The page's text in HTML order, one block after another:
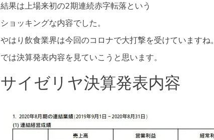
結果は上場来初の2期連続赤字転落という
ショッキングな内容でした。
やはり飲食業界は今回のコロナで大打撃を受けていますね。
では決算発表内容を見ていこうと思います。
サイゼリヤ決算発表内容